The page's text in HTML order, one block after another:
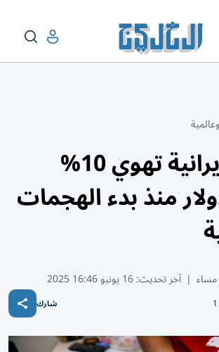
العملة الإيرانية تهوي 10%
منذ بدء الهجمات
| آخر تحديث:16 يونيو 16:46 2025
شارك